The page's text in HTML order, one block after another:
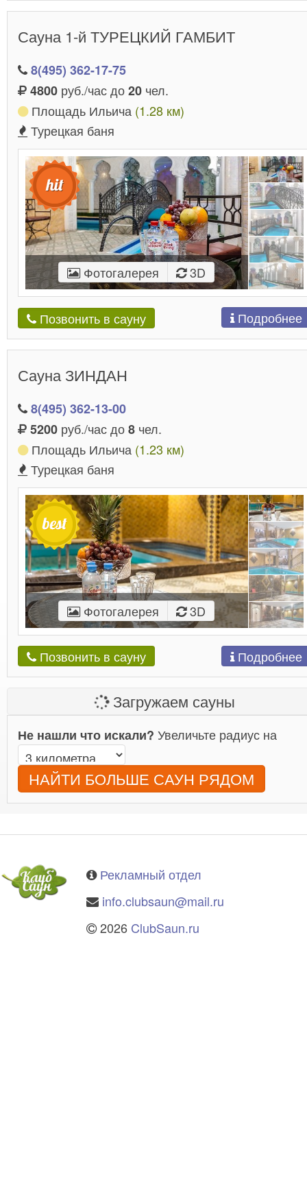
Сауна 1-й ТУРЕЦКИЙ ГАМБИТ
8(495) 362-17-75
4800 руб./час до20 чел.
Площадь Ильича (1.28 км)
Турецкая баня
Фотогалерея 3D
Позвонить в сауну Подробнее
Сауна ЗИНДАН
8(495) 362-13-00
5200 руб./час до8 чел.
Площадь Ильича (1.23 км)
Турецкая баня
Фотогалерея 3D
Позвонить в сауну Подробнее
Загружаем сауны
Не нашли что искали? Увеличьте радиус на
НАЙТИ БОЛЬШЕ САУН РЯДОМ
Рекламный отдел
info.clubsaun@mail.ru
2026 ClubSaun.ru